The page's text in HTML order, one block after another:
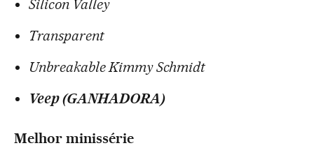
Silicon Valley
Transparent
Unbreakable Kimmy Schmidt
Veep (GANHADORA)
Melhor minissérie